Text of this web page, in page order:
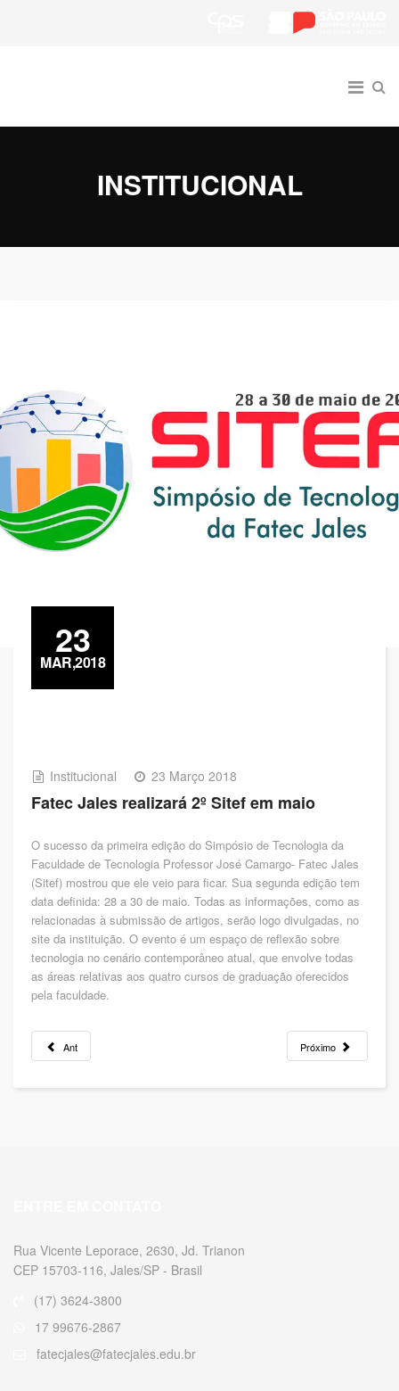
INSTITUCIONAL
23
MAR,2018
Institucional 23 Março 2018
Fatec Jales realizará 2º Sitef em maio
O sucesso da primeira edição do Simpósio de Tecnologia da
Faculdade de Tecnologia Professor José Camargo- Fatec Jales
(Sitef) mostrou que ele veio para ficar. Sua segunda edição tem
data definida: 28 a 30 de maio. Todas as informações, como as
relacionadas à submissão de artigos, serão logo divulgadas, no
site da instituição. O evento é um espaço de reflexão sobre
tecnologia no cenário contemporâneo atual, que envolve todas
as áreas relativas aos quatro cursos de graduação oferecidos
pela faculdade.
Ant Próximo
Rua Vicente Leporace, 2630, Jd. Trianon
CEP 15703-116, Jales/SP - Brasil
(17) 3624-3800
17 99676-2867
fatecjales@fatecjales.edu.br